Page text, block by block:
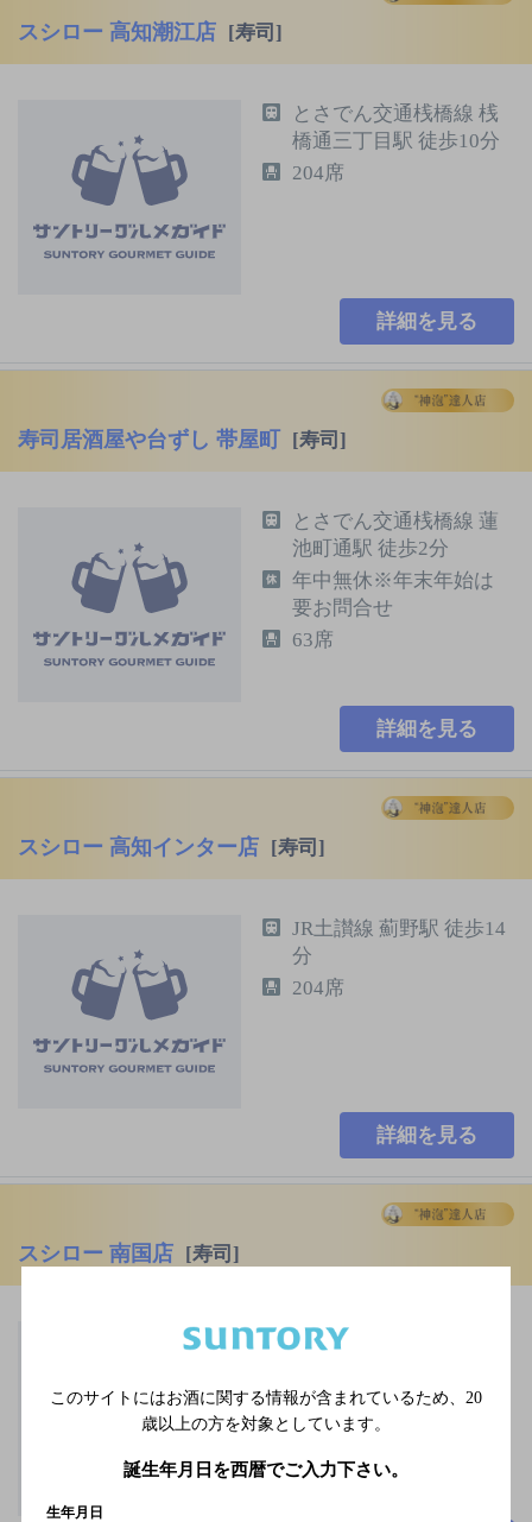
スシロー 高知潮江店 [寿司]
とさでん交通桟橋線 桟
橋通三丁目駅 徒歩10分
204席
詳細を見る
寿司居酒屋や台ずし 帯屋町 [寿司]
とさでん交通桟橋線 蓮
池町通駅 徒歩2分
年中無休※年末年始は
要お問合せ
63席
詳細を見る
スシロー 高知インター店 [寿司]
JR土讃線 薊野駅 徒歩14
分
204席
詳細を見る
スシロー 南国店 [寿司]
土佐くろしお鉄道ごめ
徒歩14分
196席
このサイトにはお酒に関する情報が含まれているため、 20
歳以上の方を対象としています。
誕生年月日を西暦でご入力下さい。
生年月日